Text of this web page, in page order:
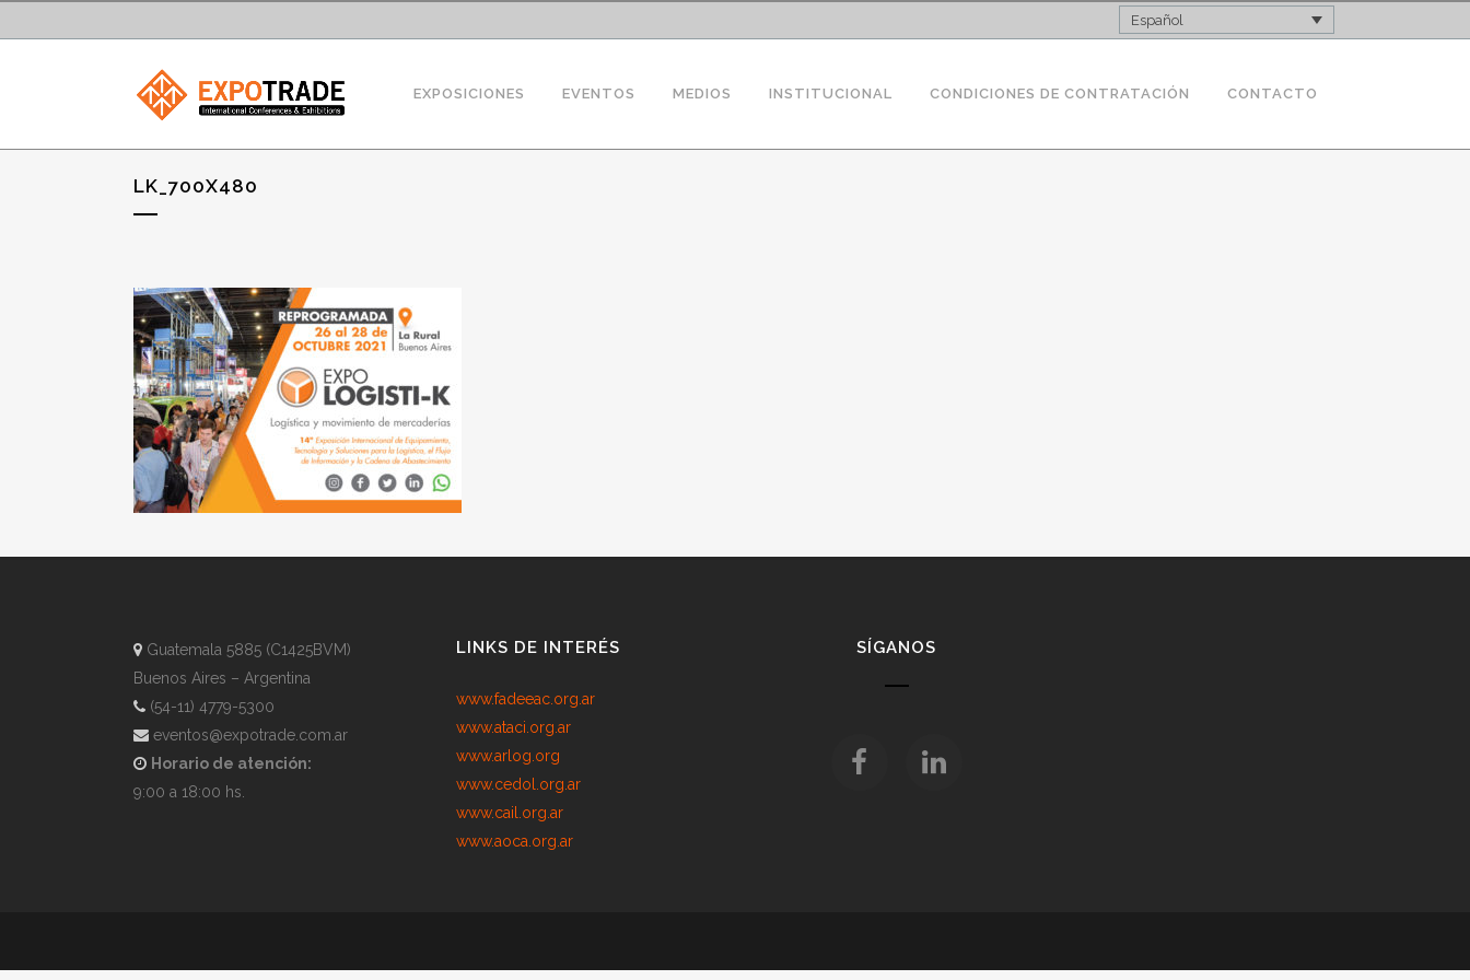
Español
EXPOSICIONES EVENTOS MEDIOS INSTITUCIONAL CONDICIONES DE CONTRATACIÓN CONTACTO
LK_700X480
Guatemala 5885 (C1425BVM)
Buenos Aires – Argentina
(54-11) 4779-5300
eventos@expotrade.com.ar
Horario de atención:
9:00 a 18:00 hs.
LINKS DE INTERÉS
www.fadeeac.org.ar
www.ataci.org.ar
www.arlog.org
www.cedol.org.ar
www.cail.org.ar
www.aoca.org.ar
SÍGANOS